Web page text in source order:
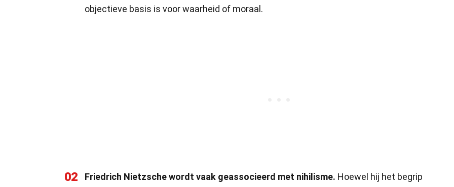
objectieve basis is voor waarheid of moraal.
02 Friedrich Nietzsche wordt vaak geassocieerd met nihilisme. Hoewel hij het begrip